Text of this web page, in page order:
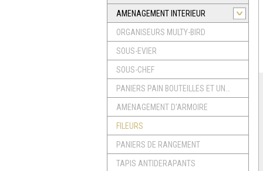
AMENAGEMENT INTERIEUR
ORGANISEURS MULTY-BIRD
SOUS-EVIER
SOUS-CHEF
AMENAGEMENT D'ARMOIRE
FILEURS
PANIERS DE RANGEMENT
TAPIS ANTIDERAPANTS